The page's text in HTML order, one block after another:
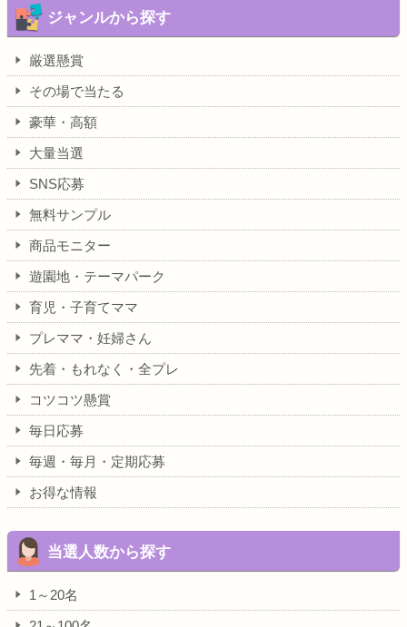
ジャンルから探す
厳選懸賞
その場で当たる
豪華・高額
大量当選
SNS応募
無料サンプル
商品モニター
遊園地・テーマパーク
育児・子育てママ
プレママ・妊婦さん
先着・もれなく・全プレ
コツコツ懸賞
毎日応募
毎週・毎月・定期応募
お得な情報
当選人数から探す
1～20名